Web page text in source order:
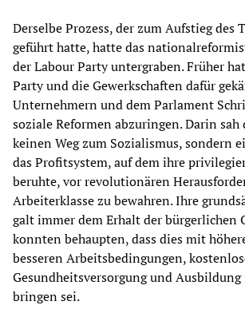
Derselbe Prozess, der zum Aufstieg des
geführt hatte, hatte das
der Labour Party untergraben. Früher
Party und die Gewerkschaften dafür
Unternehmern und dem Parlament
soziale Reformen abzuringen. Darin
keinen Weg zum Sozialismus, sondern
das Profitsystem, auf dem ihre
beruhte, vor revolutionären
Arbeiterklasse zu bewahren. Ihre
galt immer dem Erhalt der bürgerlichen
konnten behaupten, dass dies mit
besseren Arbeitsbedingungen,
Gesundheitsversorgung und
bringen sei.